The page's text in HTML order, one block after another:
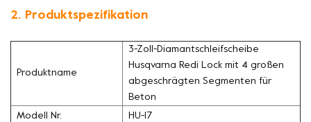
2. Produktspezifikation
Produktname
3-Zoll-Diamantschleifscheibe
Husqvarna Redi Lock mit 4 großen
abgeschrägten Segmenten für
Beton
Modell Nr. HU-17